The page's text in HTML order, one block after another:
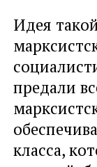
Идея
предали
класса,